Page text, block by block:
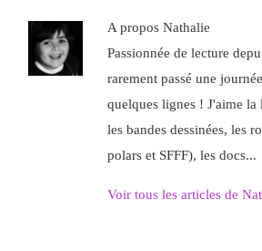
A propos Nathalie
Passionnée de lecture
rarement passé une
quelques lignes ! J'aime la
les bandes dessinées, les
polars et SFFF), les docs...
Voir tous les articles de